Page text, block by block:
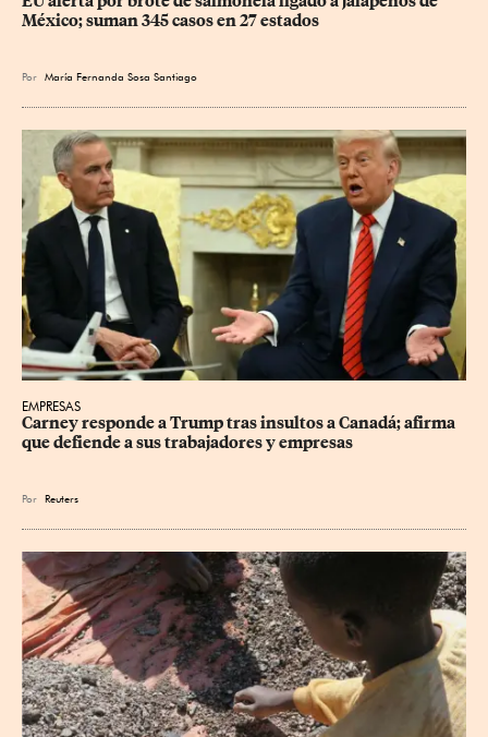
México; suman 345 casos en 27 estados
Por María Fernanda Sosa Santiago
EMPRESAS
Carney responde a Trump tras insultos a Canadá; afirma
que defiende a sus trabajadores y empresas
Por Reuters